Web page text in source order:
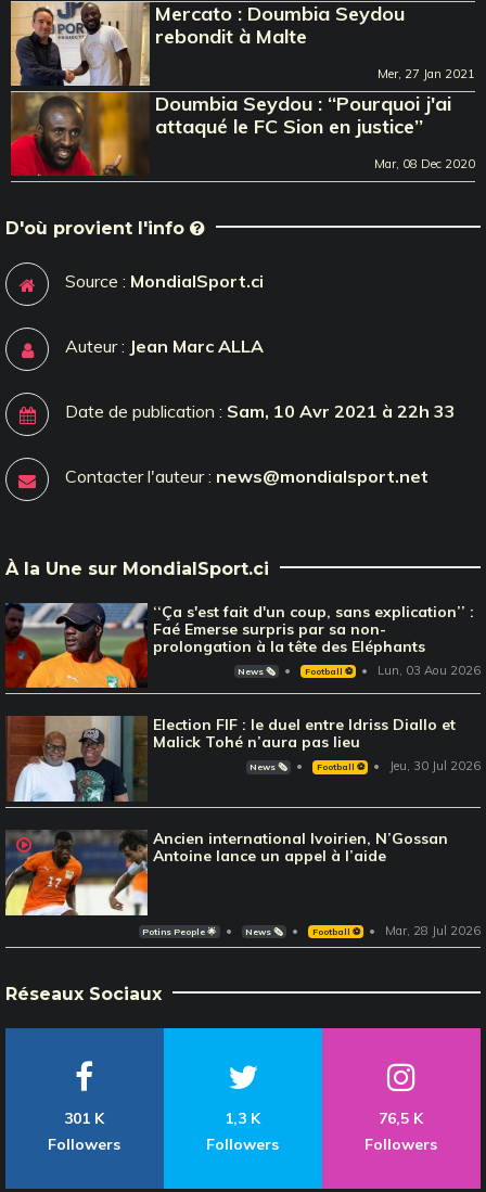
Mercato : Doumbia Seydou
rebondit à Malte
Mer, 27 Jan 2021
Doumbia Seydou : ‘‘Pourquoi j'ai
attaqué le FC Sion en justice’’
Mar, 08 Dec 2020
D'où provient l'info
Source : MondialSport.ci
Auteur : Jean Marc ALLA
Date de publication : Sam, 10 Avr 2021 à 22h 33
Contacter l'auteur : news@mondialsport.net
À la Une sur MondialSport.ci
‘‘Ça s'est fait d'un coup, sans explication’’ :
Faé Emerse surpris par sa non-
prolongation à la tête des Eléphants
News 🗞️ Football ⚽️ Lun, 03 Aou 2026
Election FIF : le duel entre Idriss Diallo et
Malick Tohé n’aura pas lieu
News 🗞️ Football ⚽️ Jeu, 30 Jul 2026
Ancien international Ivoirien, N’Gossan
Antoine lance un appel à l’aide
Potins People 🌟 News 🗞️ Football ⚽️ Mar, 28 Jul 2026
Réseaux Sociaux
301 K
Followers
1,3 K
Followers
76,5 K
Followers